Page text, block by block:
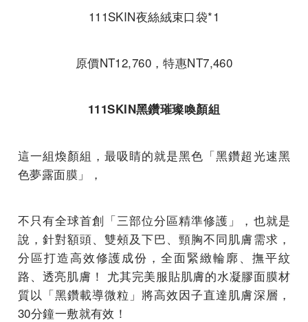
111SKIN夜絲絨束口袋*1
原價NT12,760，特惠NT7,460
111SKIN黑鑽璀璨喚顏組
這一組煥顏組，最吸睛的就是黑色「黑鑽超光速黑
色夢露面膜」，
不只有全球首創「三部位分區精準修護」，也就是
說，針對額頭、雙頰及下巴、頸胸不同肌膚需求，
分區打造高效修護成份，全面緊緻輪廓、撫平紋
路、透亮肌膚！ 尤其完美服貼肌膚的水凝膠面膜材
質以「黑鑽載導微粒」將高效因子直達肌膚深層，
30分鐘一敷就有效！